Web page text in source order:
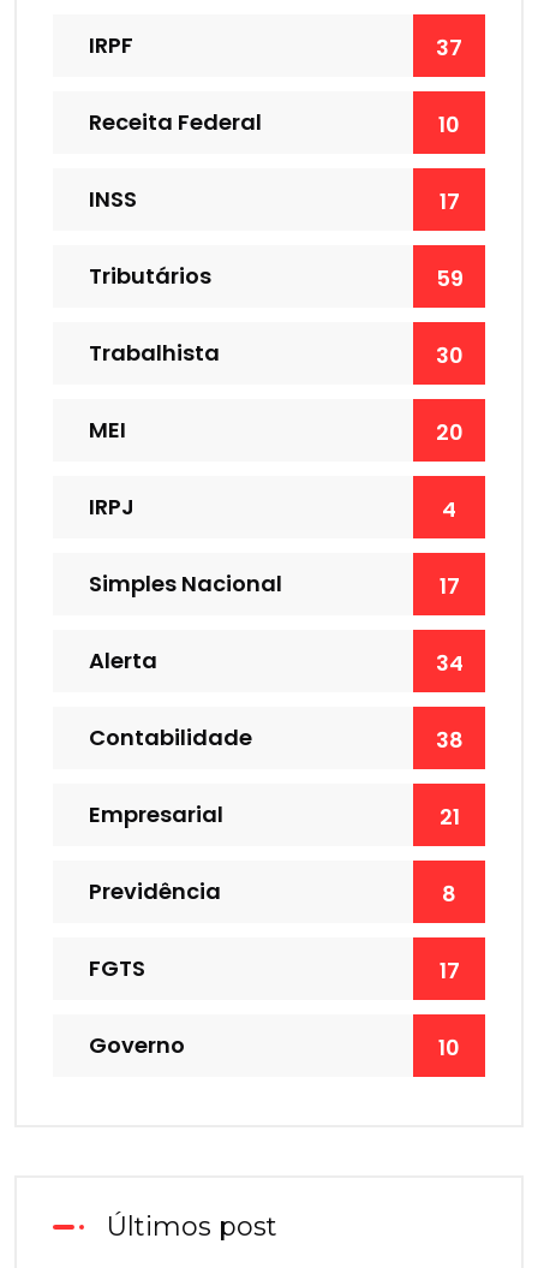
IRPF 37
Receita Federal 10
INSS 17
Tributários 59
Trabalhista 30
MEI 20
IRPJ 4
Simples Nacional 17
Alerta 34
Contabilidade 38
Empresarial 21
Previdência 8
FGTS 17
Governo 10
Últimos post